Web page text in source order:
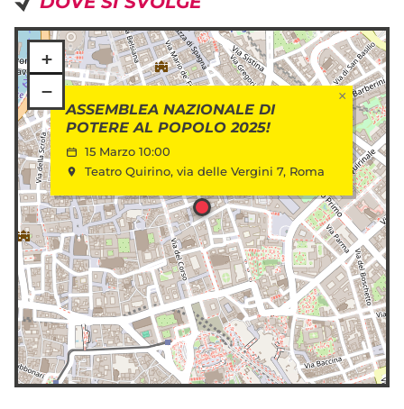
ASSEMBLEA NAZIONALE DI
POTERE AL POPOLO 2025!
15 Marzo 10:00
Teatro Quirino, via delle Vergini 7, Roma
×
+
−